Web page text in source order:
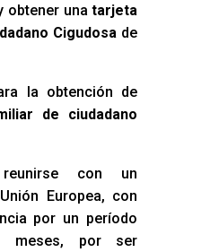
obtener unatarjeta
Cigudosa de
la obtención de
de ciudadano
con un
Europea, con
por un período
meses, por ser